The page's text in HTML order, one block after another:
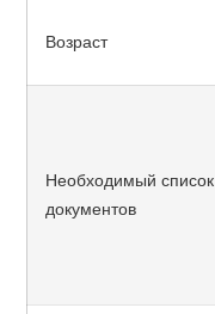
Возраст
Необходимый список
документов